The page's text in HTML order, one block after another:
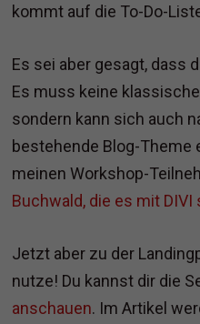
kommt auf die To-Do-
Es sei aber gesagt, dass
Es muss keine
sondern kann sich auch
bestehende Blog-Theme
meinen Workshop-
Buchwald, die es mit DIVI
Jetzt aber zu der
nutze! Du kannst dir die
anschauen. Im Artikel